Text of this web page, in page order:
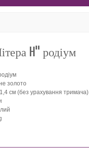
H" родіум
золото
1,4 см (без урахування тримача)